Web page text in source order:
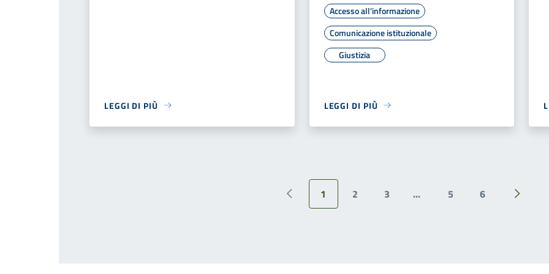
LEGGI DI PIÙ
Accesso all'informazione
Comunicazione istituzionale
Giustizia
LEGGI DI PIÙ
Pagina precedente
1 2 3 ... 5 6
Pagina